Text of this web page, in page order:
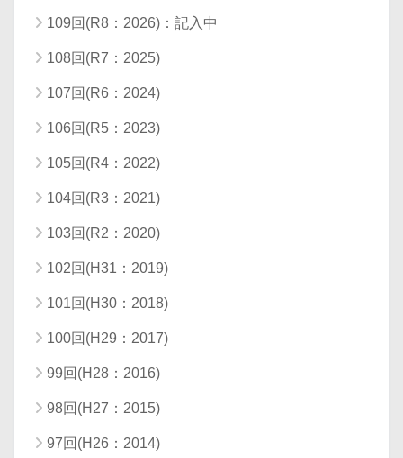
109回(R8：2026)：記入中
108回(R7：2025)
107回(R6：2024)
106回(R5：2023)
105回(R4：2022)
104回(R3：2021)
103回(R2：2020)
102回(H31：2019)
101回(H30：2018)
100回(H29：2017)
99回(H28：2016)
98回(H27：2015)
97回(H26：2014)